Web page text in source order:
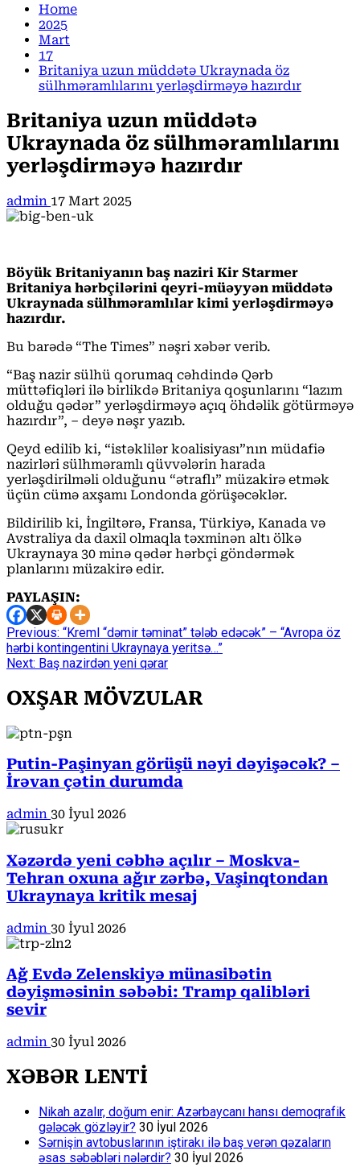
Home
2025
Mart
17
Britaniya uzun müddətə Ukraynada öz
sülhməramlılarını yerləşdirməyə hazırdır
Britaniya uzun müddətə
Ukraynada öz sülhməramlılarını
yerləşdirməyə hazırdır
admin 17 Mart 2025
Böyük Britaniyanın baş naziri Kir Starmer
Britaniya hərbçilərini qeyri-müəyyən müddətə
Ukraynada sülhməramlılar kimi yerləşdirməyə
hazırdır.
Bu barədə “The Times” nəşri xəbər verib.
“Baş nazir sülhü qorumaq cəhdində Qərb
müttəfiqləri ilə birlikdə Britaniya qoşunlarını “lazım
olduğu qədər” yerləşdirməyə açıq öhdəlik götürməyə
hazırdır”, – deyə nəşr yazıb.
Qeyd edilib ki, “istəklilər koalisiyası”nın müdafiə
nazirləri sülhməramlı qüvvələrin harada
yerləşdirilməli olduğunu “ətraflı” müzakirə etmək
üçün cümə axşamı Londonda görüşəcəklər.
Bildirilib ki, İngiltərə, Fransa, Türkiyə, Kanada və
Avstraliya da daxil olmaqla təxminən altı ölkə
Ukraynaya 30 minə qədər hərbçi göndərmək
planlarını müzakirə edir.
PAYLAŞIN:
Continue
Reading
Previous: “Kreml “dəmir təminat” tələb edəcək” – “Avropa öz
hərbi kontingentini Ukraynaya yeritsə…”
Next: Baş nazirdən yeni qərar
OXŞAR MÖVZULAR
Putin-Paşinyan görüşü nəyi dəyişəcək? –
İrəvan çətin durumda
admin 30 İyul 2026
Xəzərdə yeni cəbhə açılır – Moskva-
Tehran oxuna ağır zərbə, Vaşinqtondan
Ukraynaya kritik mesaj
admin 30 İyul 2026
Ağ Evdə Zelenskiyə münasibətin
dəyişməsinin səbəbi: Tramp qalibləri
sevir
admin 30 İyul 2026
XƏBƏR LENTİ
Nikah azalır, doğum enir: Azərbaycanı hansı demoqrafik
gələcək gözləyir? 30 İyul 2026
Sərnişin avtobuslarının iştirakı ilə baş verən qəzaların
əsas səbəbləri nələrdir? 30 İyul 2026